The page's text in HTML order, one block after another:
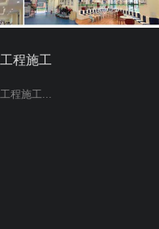
工程施工
工程施工...